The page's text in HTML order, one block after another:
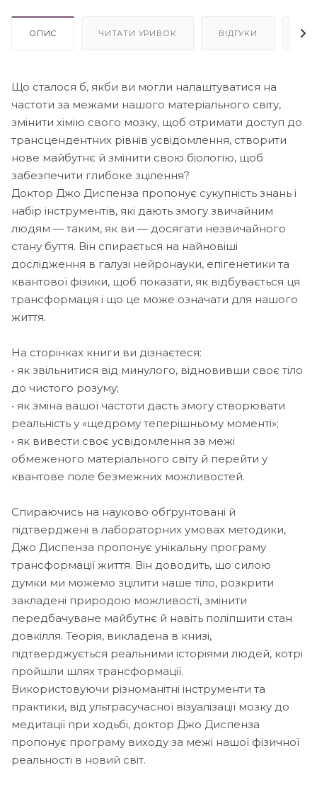
ОПИС ЧИТАТИ УРИВОК ВІДГУКИ
Що сталося б, якби ви могли налаштуватися на
частоти за межами нашого матеріального світу,
змінити хімію свого мозку, щоб отримати доступ до
трансцендентних рівнів усвідомлення, створити
нове майбутнє й змінити свою біологію, щоб
забезпечити глибоке зцілення?
Доктор Джо Диспенза пропонує сукупність знань і
набір інструментів, які дають змогу звичайним
людям — таким, як ви — досягати незвичайного
стану буття. Він спирається на найновіші
дослідження в галузі нейронауки, епігенетики та
квантової фізики, щоб показати, як відбувається ця
трансформація і що це може означати для нашого
життя.
На сторінках книги ви дізнаєтеся:
• як звільнитися від минулого, відновивши своє тіло
до чистого розуму;
• як зміна вашої частоти дасть змогу створювати
реальність у «щедрому теперішньому моменті»;
• як вивести своє усвідомлення за межі
обмеженого матеріального світу й перейти у
квантове поле безмежних можливостей.
Спираючись на науково обґрунтовані й
підтверджені в лабораторних умовах методики,
Джо Диспенза пропонує унікальну програму
трансформації життя. Він доводить, що силою
думки ми можемо зцілити наше тіло, розкрити
закладені природою можливості, змінити
передбачуване майбутнє й навіть поліпшити стан
довкілля. Теорія, викладена в книзі,
підтверджується реальними історіями людей, котрі
пройшли шлях трансформації.
Використовуючи різноманітні інструменти та
практики, від ультрасучасної візуалізації мозку до
медитації при ходьбі, доктор Джо Диспенза
пропонує програму виходу за межі нашої фізичної
реальності в новий світ.